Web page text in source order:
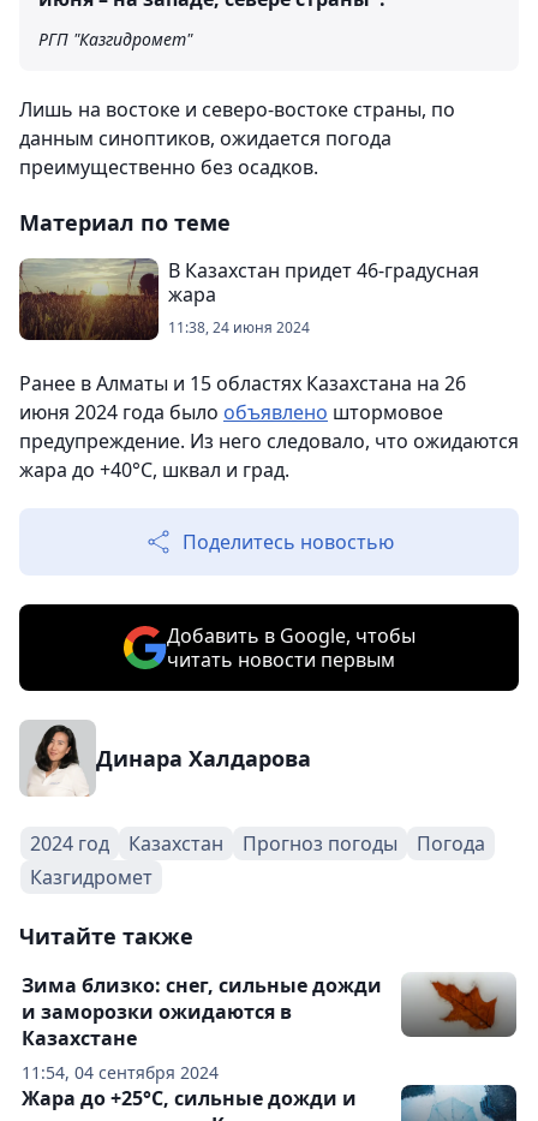
РГП "Казгидромет"
Лишь на востоке и северо-востоке страны, по
данным синоптиков, ожидается погода
преимущественно без осадков.
Материал по теме
В Казахстан придет 46-градусная
жара
11:38, 24 июня 2024
Ранее в Алматы и 15 областях Казахстана на 26
июня 2024 года было объявлено штормовое
предупреждение. Из него следовало, что ожидаются
жара до +40°С, шквал и град.
Поделитесь новостью
Добавить в Google, чтобы
читать новости первым
Динара Халдарова
2024 год Казахстан Прогноз погоды
Погода
Казгидромет
Читайте также
11:54, 04 сентября 2024
Зима близко: снег, сильные дожди
и заморозки ожидаются в
Казахстане
Жара до +25°С, сильные дожди и